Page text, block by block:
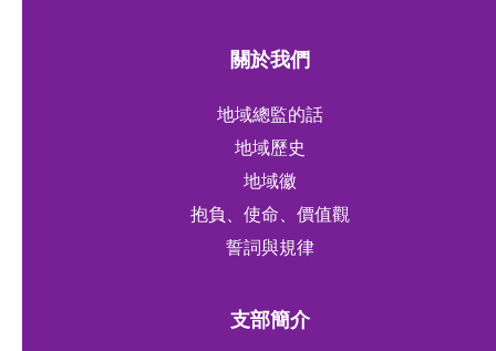
關於我們
地域總監的話
地域歷史
地域徽
抱負、使命、價值觀
誓詞與規律
支部簡介